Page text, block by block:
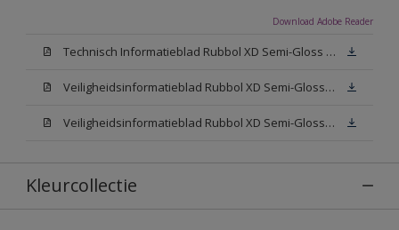
Download Adobe Reader
Technisch Informatieblad Rubbol XD Semi-Gloss (PDF)
Veiligheidsinformatieblad Rubbol XD Semi-Gloss White W05 (MSDS)
Veiligheidsinformatieblad Rubbol XD Semi-Gloss N00 (MSDS)
Kleurcollectie